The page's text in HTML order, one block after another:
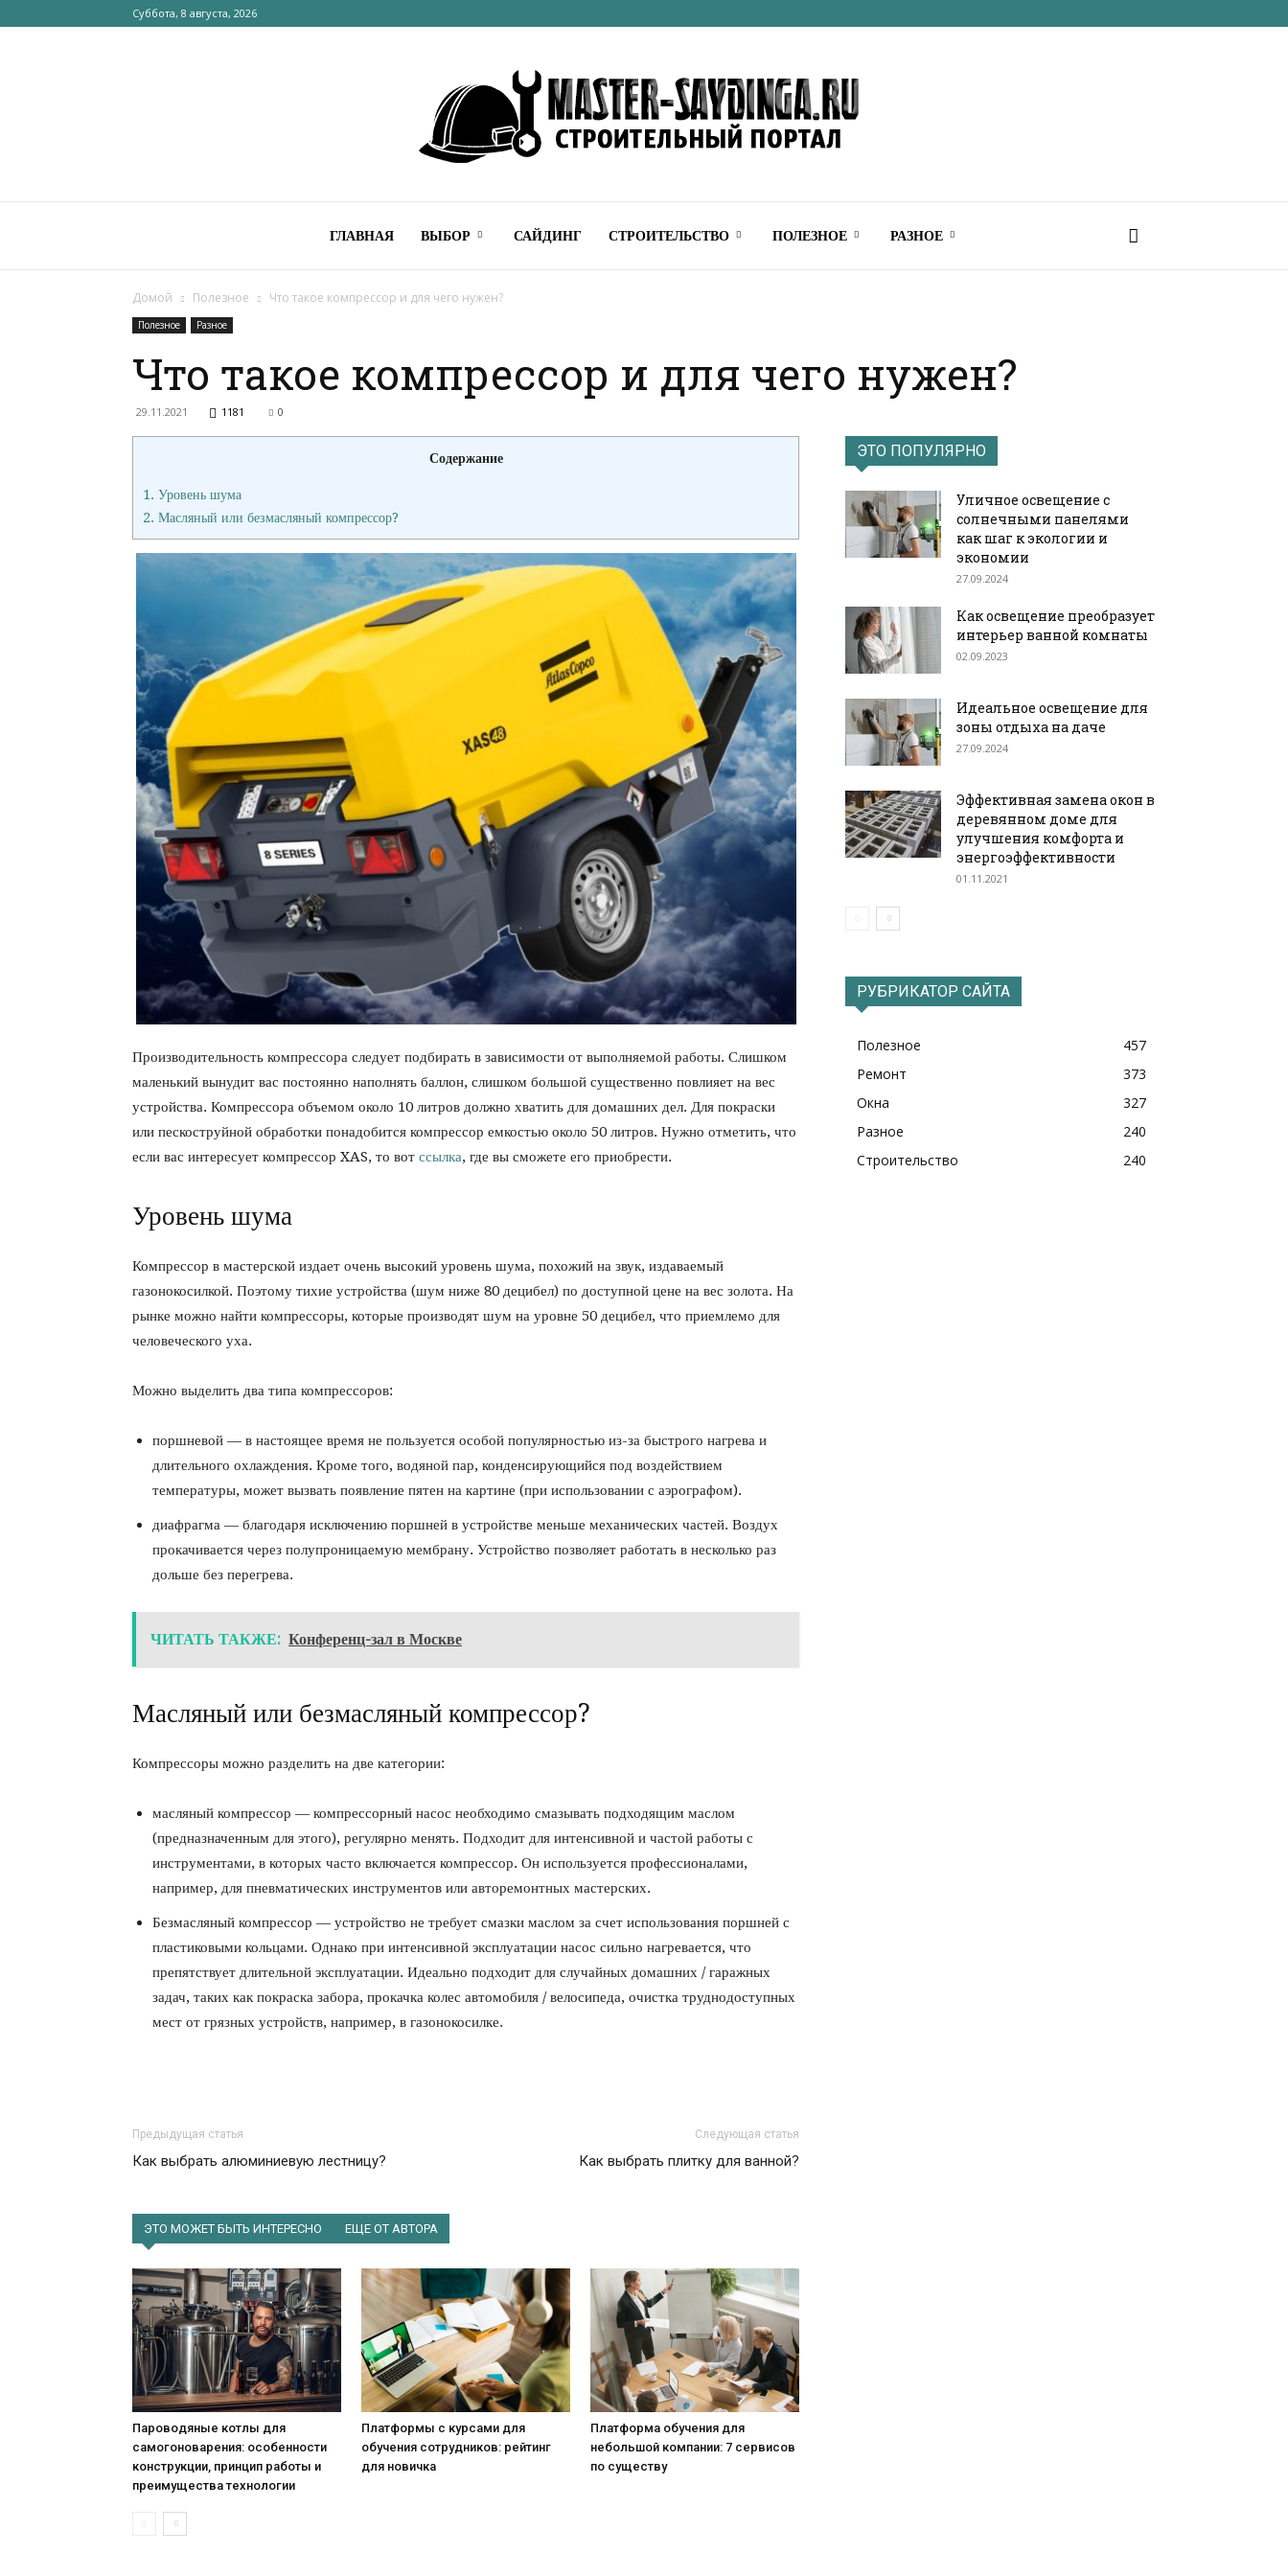
Суббота, 8 августа, 2026
Строительный
ГЛАВНАЯ ВЫБОР САЙДИНГ СТРОИТЕЛЬСТВО ПОЛЕЗНОЕ РАЗНОЕ
Домой Полезное Что такое компрессор и для чего нужен?
Полезное Разное
Что такое компрессор и для чего нужен?
29.11.2021 1181 0
Содержание
1. Уровень шума
2. Масляный или безмасляный компрессор?
Производительность компрессора следует подбирать в зависимости от выполняемой работы. Слишком
маленький вынудит вас постоянно наполнять баллон, слишком большой существенно повлияет на вес
устройства. Компрессора объемом около 10 литров должно хватить для домашних дел. Для покраски
или пескоструйной обработки понадобится компрессор емкостью около 50 литров. Нужно отметить, что
если вас интересует компрессор XAS, то вот ссылка, где вы сможете его приобрести.
Уровень шума
Компрессор в мастерской издает очень высокий уровень шума, похожий на звук, издаваемый
газонокосилкой. Поэтому тихие устройства (шум ниже 80 децибел) по доступной цене на вес золота. На
рынке можно найти компрессоры, которые производят шум на уровне 50 децибел, что приемлемо для
человеческого уха.
Можно выделить два типа компрессоров:
поршневой — в настоящее время не пользуется особой популярностью из-за быстрого нагрева и
длительного охлаждения. Кроме того, водяной пар, конденсирующийся под воздействием
температуры, может вызвать появление пятен на картине (при использовании с аэрографом).
диафрагма — благодаря исключению поршней в устройстве меньше механических частей. Воздух
прокачивается через полупроницаемую мембрану. Устройство позволяет работать в несколько раз
дольше без перегрева.
ЧИТАТЬ ТАКЖЕ: Конференц-зал в Москве
Масляный или безмасляный компрессор?
Компрессоры можно разделить на две категории:
масляный компрессор — компрессорный насос необходимо смазывать подходящим маслом
(предназначенным для этого), регулярно менять. Подходит для интенсивной и частой работы с
инструментами, в которых часто включается компрессор. Он используется профессионалами,
например, для пневматических инструментов или авторемонтных мастерских.
Безмасляный компрессор — устройство не требует смазки маслом за счет использования поршней с
пластиковыми кольцами. Однако при интенсивной эксплуатации насос сильно нагревается, что
препятствует длительной эксплуатации. Идеально подходит для случайных домашних / гаражных
задач, таких как покраска забора, прокачка колес автомобиля / велосипеда, очистка труднодоступных
мест от грязных устройств, например, в газонокосилке.
Предыдущая статья
Как выбрать алюминиевую лестницу?
Следующая статья
Как выбрать плитку для ванной?
ЭТО МОЖЕТ БЫТЬ ИНТЕРЕСНО ЕЩЕ ОТ АВТОРА
Пароводяные котлы для
самогоноварения: особенности
конструкции, принцип работы и
преимущества технологии
Платформы с курсами для
обучения сотрудников: рейтинг
для новичка
Платформа обучения для
небольшой компании: 7 сервисов
по существу
ЭТО ПОПУЛЯРНО
Уличное освещение с
солнечными панелями
как шаг к экологии и
экономии
27.09.2024
Как освещение преобразует
интерьер ванной комнаты
02.09.2023
Идеальное освещение для
зоны отдыха на даче
27.09.2024
Эффективная замена окон в
деревянном доме для
улучшения комфорта и
энергоэффективности
01.11.2021
РУБРИКАТОР САЙТА
Полезное
457
Ремонт
373
Окна
327
Разное
240
Строительство
240